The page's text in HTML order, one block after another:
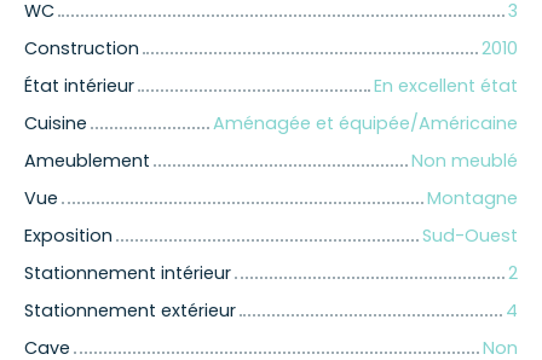
WC
3
Construction
2010
État intérieur
En excellent état
Cuisine
Aménagée et équipée/Américaine
Ameublement
Non meublé
Vue
Montagne
Exposition
Sud-Ouest
Stationnement intérieur
2
Stationnement extérieur
4
Cave
Non